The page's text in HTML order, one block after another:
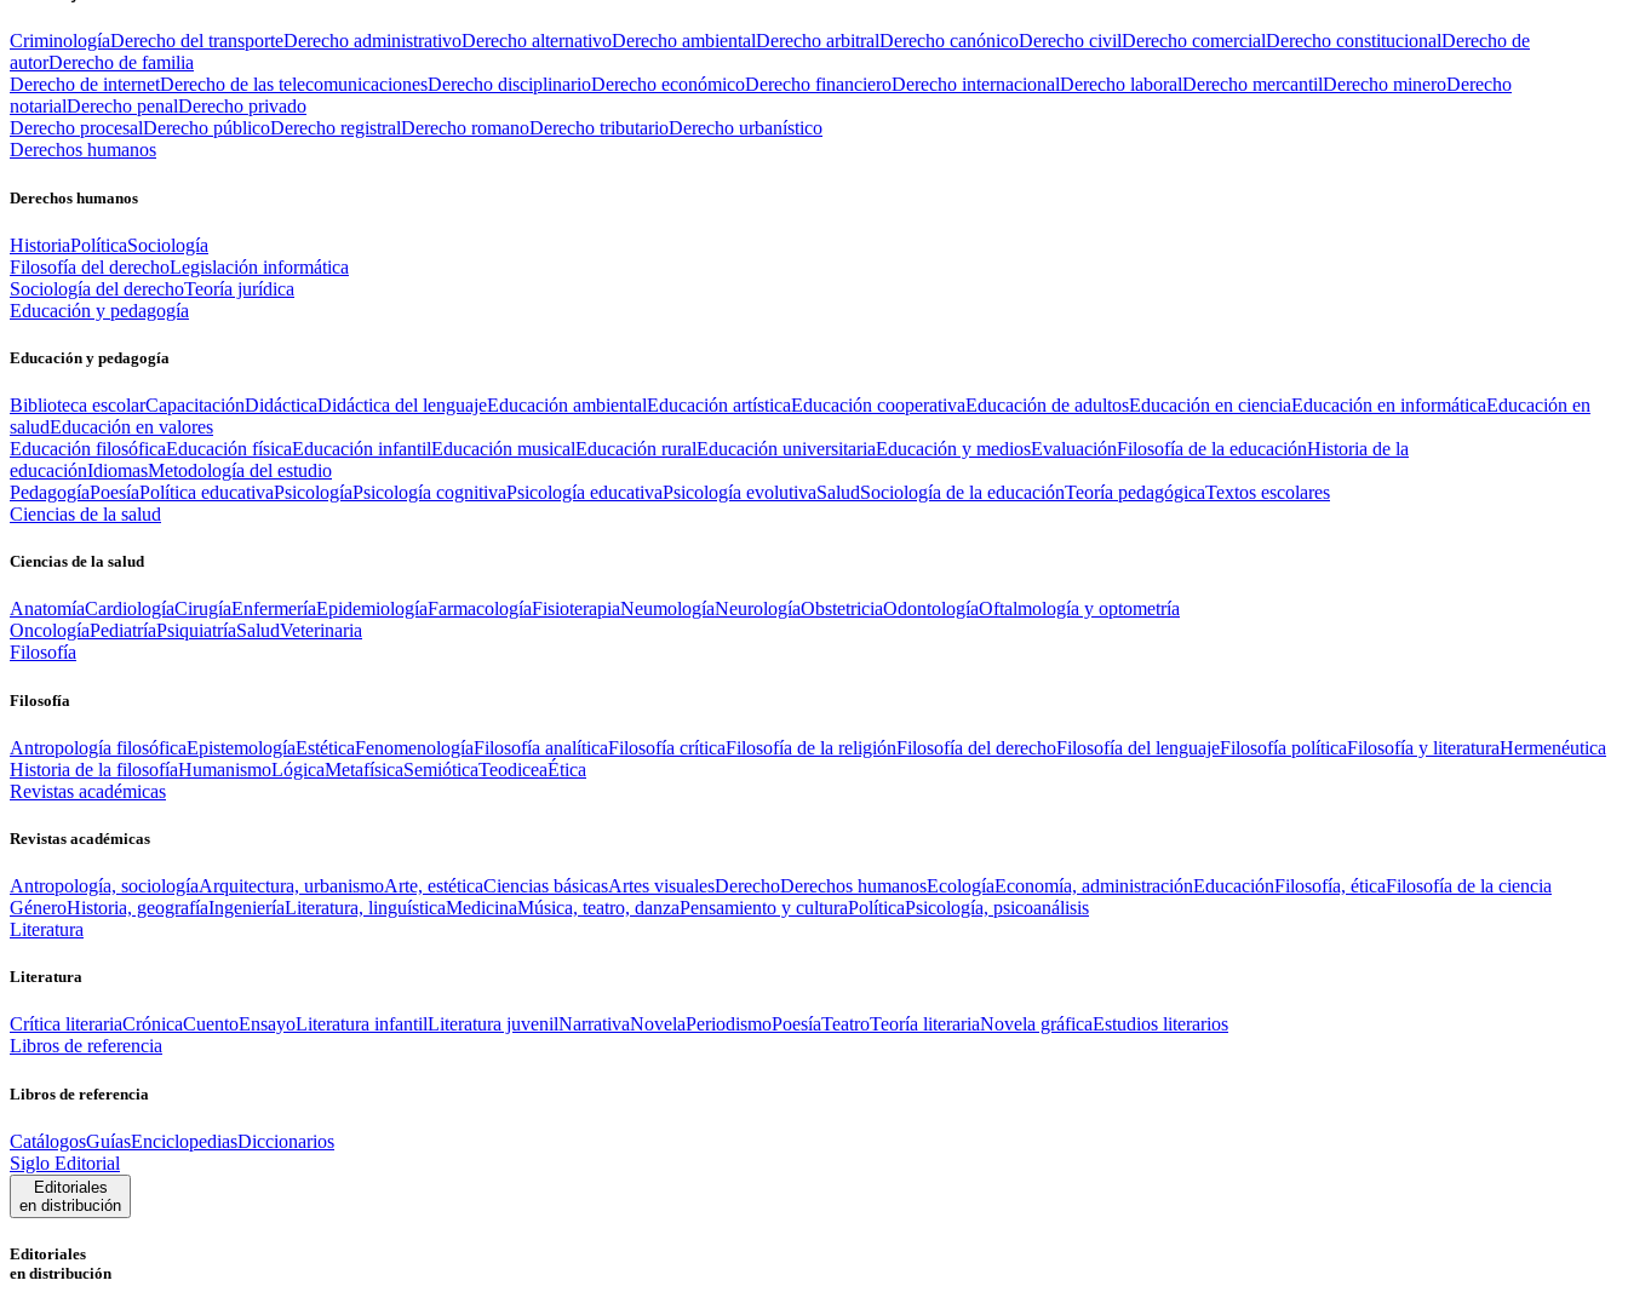
CriminologíaDerecho del transporteDerecho administrativoDerecho alternativoDerecho ambientalDerecho arbitralDerecho canónicoDerecho civilDerecho comercialDerecho constitucionalDerecho de
autorDerecho de familia
Derecho de internetDerecho de las telecomunicacionesDerecho disciplinarioDerecho económicoDerecho financieroDerecho internacionalDerecho laboralDerecho mercantilDerecho mineroDerecho
notarialDerecho penalDerecho privado
Derecho procesalDerecho públicoDerecho registralDerecho romanoDerecho tributarioDerecho urbanístico
Derechos humanos
Derechos humanos
HistoriaPolíticaSociología
Filosofía del derechoLegislación informática
Sociología del derechoTeoría jurídica
Educación y pedagogía
Educación y pedagogía
Biblioteca escolarCapacitaciónDidácticaDidáctica del lenguajeEducación ambientalEducación artísticaEducación cooperativaEducación de adultosEducación en cienciaEducación en informáticaEducación en
saludEducación en valores
Educación filosóficaEducación físicaEducación infantilEducación musicalEducación ruralEducación universitariaEducación y mediosEvaluaciónFilosofía de la educaciónHistoria de la
educaciónIdiomasMetodología del estudio
PedagogíaPoesíaPolítica educativaPsicologíaPsicología cognitivaPsicología educativaPsicología evolutivaSaludSociología de la educaciónTeoría pedagógicaTextos escolares
Ciencias de la salud
Ciencias de la salud
AnatomíaCardiologíaCirugíaEnfermeríaEpidemiologíaFarmacologíaFisioterapiaNeumologíaNeurologíaObstetriciaOdontologíaOftalmología y optometría
OncologíaPediatríaPsiquiatríaSaludVeterinaria
Filosofía
Filosofía
Antropología filosóficaEpistemologíaEstéticaFenomenologíaFilosofía analíticaFilosofía críticaFilosofía de la religiónFilosofía del derechoFilosofía del lenguajeFilosofía políticaFilosofía y literaturaHermenéutica
Historia de la filosofíaHumanismoLógicaMetafísicaSemióticaTeodiceaÉtica
Revistas académicas
Revistas académicas
Antropología, sociologíaArquitectura, urbanismoArte, estéticaCiencias básicasArtes visualesDerechoDerechos humanosEcologíaEconomía, administraciónEducaciónFilosofía, éticaFilosofía de la ciencia
GéneroHistoria, geografíaIngenieríaLiteratura, linguísticaMedicinaMúsica, teatro, danzaPensamiento y culturaPolíticaPsicología, psicoanálisis
Literatura
Literatura
Crítica literariaCrónicaCuentoEnsayoLiteratura infantilLiteratura juvenilNarrativaNovelaPeriodismoPoesíaTeatroTeoría literariaNovela gráficaEstudios literarios
Libros de referencia
Libros de referencia
CatálogosGuíasEnciclopediasDiccionarios
Siglo Editorial
Editoriales
en distribución
Editoriales
en distribución